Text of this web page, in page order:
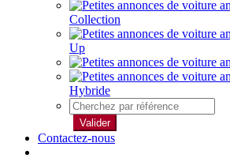
Collection
Up
Hybride
Valider
Contactez-nous